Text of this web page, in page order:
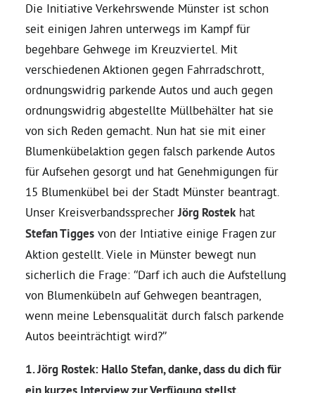
Daniel Freund, MdEP
Delegierte
Grüne im Rathaus
Ratsmitglieder 2025 – 2030
Ratsanträge
Fraktionsgeschäftsstelle
Bezirksvertretungen
Die Initiative Verkehrswende Münster ist schon
seit einigen Jahren unterwegs im Kampf für
begehbare Gehwege im Kreuzviertel. Mit
verschiedenen Aktionen gegen Fahrradschrott,
ordnungswidrig parkende Autos und auch gegen
ordnungswidrig abgestellte Müllbehälter hat sie
von sich Reden gemacht. Nun hat sie mit einer
Blumenkübelaktion gegen falsch parkende Autos
für Aufsehen gesorgt und hat Genehmigungen für
15 Blumenkübel bei der Stadt Münster beantragt.
Unser Kreisverbandssprecher Jörg Rostek hat
Stefan Tigges von der Intiative einige Fragen zur
Aktion gestellt. Viele in Münster bewegt nun
sicherlich die Frage: “Darf ich auch die Aufstellung
von Blumenkübeln auf Gehwegen beantragen,
wenn meine Lebensqualität durch falsch parkende
Autos beeinträchtigt wird?”
1. Jörg Rostek: Hallo Stefan, danke, dass du dich für